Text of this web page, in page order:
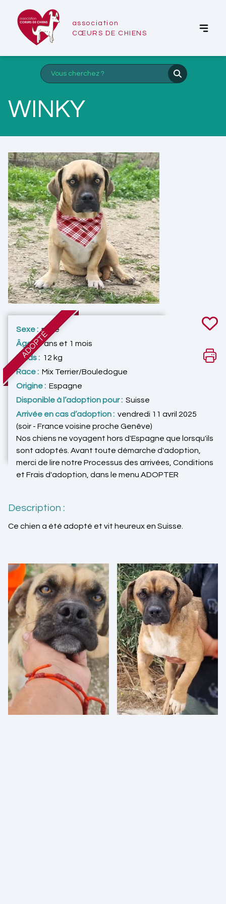
association
CŒURS DE CHIENS
WINKY
ADOPTÉ
Sexe : mâle
Âge :3 ans et 1 mois
Poids : 12 kg
Race : Mix Terrier/Bouledogue
Origine : Espagne
Disponible à l’adoption pour : Suisse
Arrivée en cas d’adoption : vendredi 11 avril 2025
(soir - France voisine proche Genêve)
Nos chiens ne voyagent hors d'Espagne que lorsqu'ils
sont adoptés. Avant toute démarche d'adoption,
merci de lire notre Processus des arrivées, Conditions
et Frais d'adoption, dans le menu ADOPTER
Description :
Ce chien a été adopté et vit heureux en Suisse.